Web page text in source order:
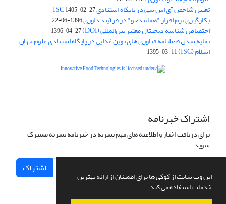
این وب سایت از کوکی ها برای اطمینان از ارائه بهترین
خدمات استفاده می کند.
تعیین شاخص آی اس سی در پایگاه استنادی ISC1405-02-27
بکارگیری نرم افزار "همانندجو" در فرآیند داوری1396-06-22
اختصاص شناسه دیجیتال معتبر بین‌المللی (DOI) 1396-04-27
نمایه شدن فصلنامه فناوری های نوین غذایی در پایگاه استنادی علوم جهان
اسلام (ISC) 1395-03-11
اشتراک خبرنامه
برای دریافت اخبار و اطلاعیه های مهم نشریه در خبرنامه نشریه مشترک
شوید.
اشتراک